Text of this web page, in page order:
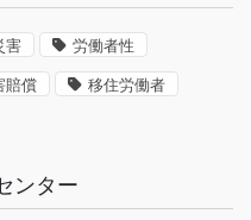
害 労働者性
賠償 移住労働者
ンター